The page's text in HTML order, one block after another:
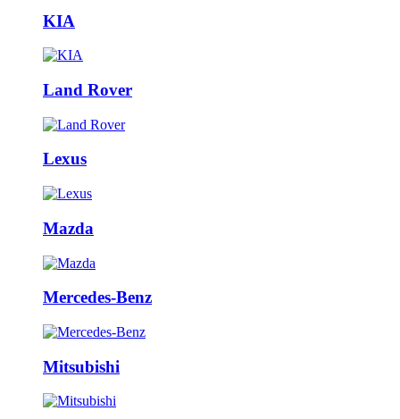
KIA
Land Rover
Lexus
Mazda
Mercedes-Benz
Mitsubishi